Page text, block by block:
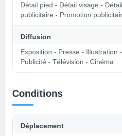
Détail pied - Détail visage -
publicitaire - Promotion
Diffusion
Exposition - Presse - Illustration
Publicité - Télévision - Cinéma
Conditions
Déplacement